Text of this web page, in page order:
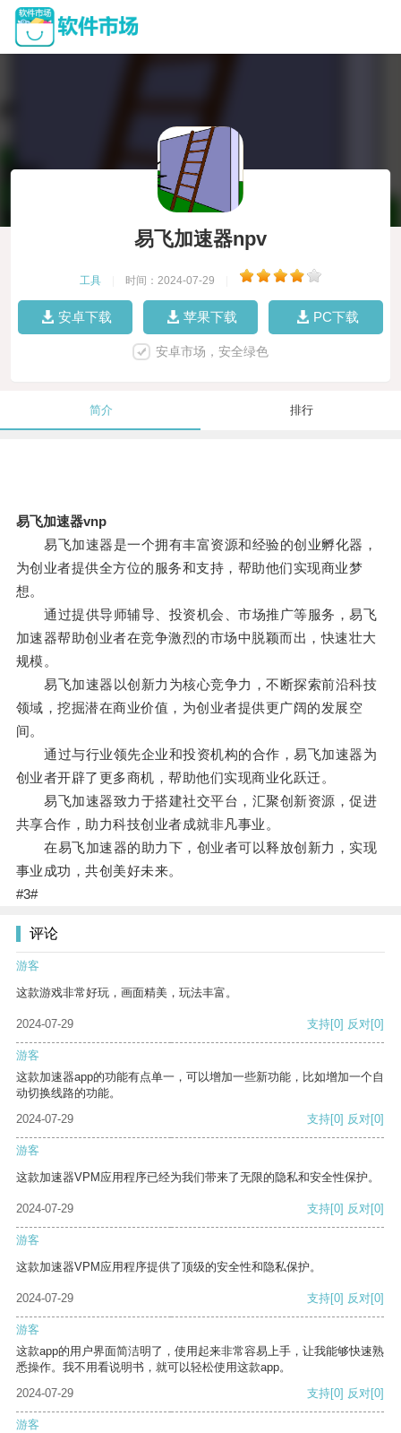
易飞加速器npv
工具 时间：2024-07-29
安卓下载 苹果下载 PC下载
安卓市场，安全绿色
简介 排行
易飞加速器vnp
易飞加速器是一个拥有丰富资源和经验的创业孵化器，
为创业者提供全方位的服务和支持，帮助他们实现商业梦
想。
通过提供导师辅导、投资机会、市场推广等服务，易飞
加速器帮助创业者在竞争激烈的市场中脱颖而出，快速壮大
规模。
易飞加速器以创新力为核心竞争力，不断探索前沿科技
领域，挖掘潜在商业价值，为创业者提供更广阔的发展空
间。
通过与行业领先企业和投资机构的合作，易飞加速器为
创业者开辟了更多商机，帮助他们实现商业化跃迁。
易飞加速器致力于搭建社交平台，汇聚创新资源，促进
共享合作，助力科技创业者成就非凡事业。
在易飞加速器的助力下，创业者可以释放创新力，实现
事业成功，共创美好未来。
#3#
评论
游客
这款游戏非常好玩，画面精美，玩法丰富。
2024-07-29 支持[0] 反对[0]
游客
这款加速器app的功能有点单一，可以增加一些新功能，比如增加一个自
动切换线路的功能。
2024-07-29
支持[0] 反对[0]
游客
这款加速器VPM应用程序已经为我们带来了无限的隐私和安全性保护。
2024-07-29 支持[0] 反对[0]
游客
这款加速器VPM应用程序提供了顶级的安全性和隐私保护。
2024-07-29 支持[0] 反对[0]
游客
这款app的用户界面简洁明了，使用起来非常容易上手，让我能够快速熟
悉操作。我不用看说明书，就可以轻松使用这款app。
2024-07-29
支持[0] 反对[0]
游客